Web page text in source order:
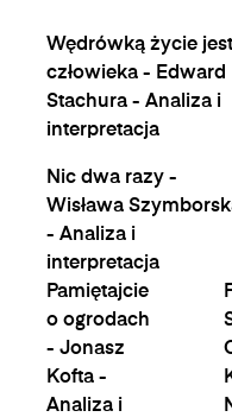
Wędrówką życie jest
człowieka - Edward
Stachura - Analiza i
interpretacja
Nic dwa razy -
Wisława
- Analiza i
interpretacja
Pamiętajcie
o ogrodach
- Jonasz
Kofta -
Analiza i